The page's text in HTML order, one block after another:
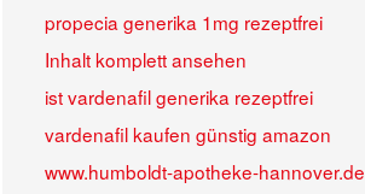
propecia generika 1mg rezeptfrei
Inhalt komplett ansehen
ist vardenafil generika rezeptfrei
vardenafil kaufen günstig amazon
www.humboldt-apotheke-hannover.de